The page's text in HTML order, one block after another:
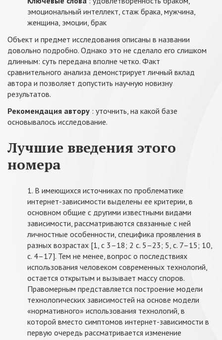
эмоциональный интеллект, стаж брака, мужчина,
женщина, эмоции, брак
Объект и предмет исследования описаны в названии
довольно подробно. Однако это не сделало его слишком
длинным: суть передана вполне четко. Факт
сравнительного анализа демонстрирует личный вклад
автора и позволяет допустить научную новизну
результатов.
Рекомендация автору : уточнить, на какой базе
основывалось исследование.
Лучшие введения этого
номера
1. В имеющихся источниках по проблематике
интернет-зависимости выделены ее критерии, в
основном общие с другими известными видами
зависимости, рассматриваются связанные с ней
личностные особенности, специфика проявления в
разных возрастах [1, с 3–18; 2 с. 5–23; 5, с. 7–15; 10,
с. 4–17]. Тем не менее, вопрос о последствиях
использования человеком современных технологий,
остается открытым и вызывает массу споров.
Правомерным представляется построение модели
технологических зависимостей на основе модели
«нормативного» использования технологий, в
которой вместо симптомов интернет-зависимости в
первую очередь рассматривается изменение